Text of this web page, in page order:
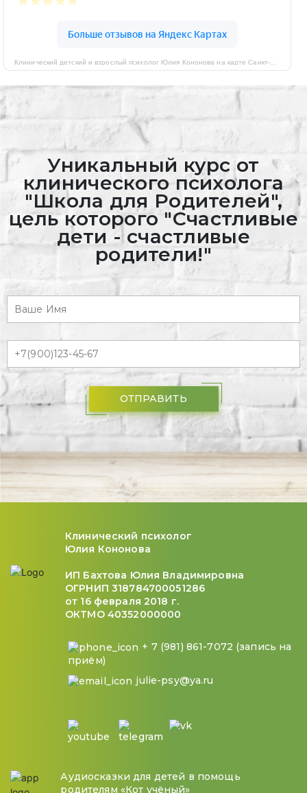
Клинический детский и взрослый психолог Юлия Кононова на карте Санкт‑Петербурга — Яндекс Карты
Уникальный курс от
клинического психолога
"Школа для Родителей",
цель которого "Счастливые
дети - счастливые
родители!"
ОТПРАВИТЬ
Клинический психолог
Юлия Кононова
ИП Бахтова Юлия Владимировна
ОГРНИП 318784700051286
от 16 февраля 2018 г.
ОКТМО 40352000000
+ 7 (981) 861-7072 (запись на
приём)
julie-psy@ya.ru
Аудиосказки для детей в помощь
родителям «Кот учёный»